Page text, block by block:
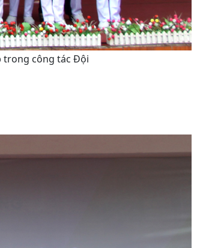
trong công tác Đội